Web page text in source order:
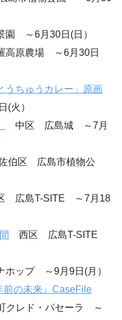
～6月30日(日）
原農場 ～6月30日
ちゅうカレー」原画
火）
中区 広島城 ～7月
伯区 広島市植物公
広島T-SITE ～7月18
西区 広島T-SITE
ップ ～9月9日(月）
前の未来』CaseFile
レド・パセーラ ～